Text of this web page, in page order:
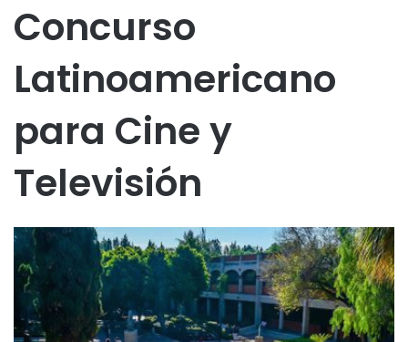
Concurso
Latinoamericano
para Cine y
Televisión